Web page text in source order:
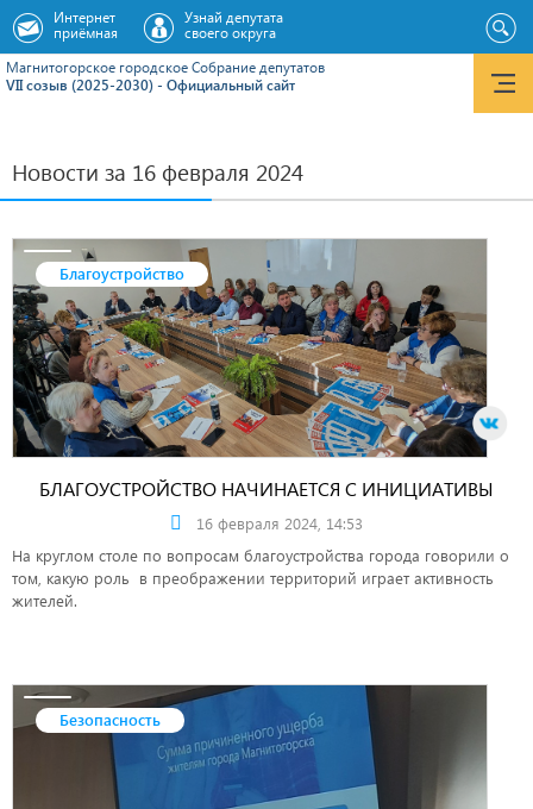
Магнитогорское городское Cобрание депутатов
VII созыв (2025-2030) - Официальный сайт
Интернет
приёмная
Узнай депутата
своего округа
Новости за 16 февраля 2024
Благоустройство
БЛАГОУСТРОЙСТВО НАЧИНАЕТСЯ С ИНИЦИАТИВЫ
16 февраля 2024, 14:53
На круглом столе по вопросам благоустройства города говорили о
том, какую роль в преображении территорий играет активность
жителей.
Безопасность